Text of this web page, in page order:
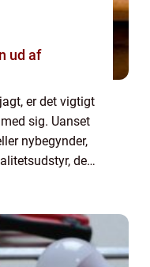
er det vigtigt
sig. Uanset
nybegynder,
der